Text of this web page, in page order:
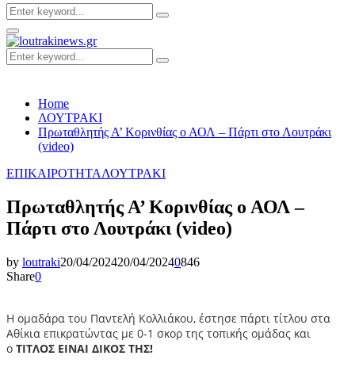
Search
for:
Search
Primary
Menu
Search
for:
Search
Home
ΛΟΥΤΡΑΚΙ
Πρωταθλητής Α’ Κορινθίας ο ΑΟΛ – Πάρτι στο Λουτράκι
(video)
ΕΠΙΚΑΙΡΟΤΗΤΑΛΟΥΤΡΑΚΙ
Πρωταθλητής Α’ Κορινθίας ο ΑΟΛ –
Πάρτι στο Λουτράκι (video)
by loutraki20/04/202420/04/20240846
Share0
Η ομαδάρα του Παντελή Κολλιάκου, έστησε πάρτι τίτλου στα
Αθίκια επικρατώντας με 0-1 σκορ της τοπικής ομάδας και
ο ΤΙΤΛΟΣ ΕΙΝΑΙ ΔΙΚΟΣ ΤΗΣ!